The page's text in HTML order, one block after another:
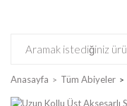
Anasayfa Tüm Abiyeler